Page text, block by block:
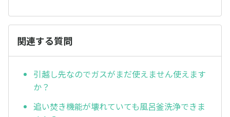
関連する質問
引越し先なのでガスがまだ使えません使えます
か？
追い焚き機能が壊れていても風呂釜洗浄できま